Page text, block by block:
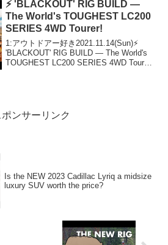
⚡ 'BLACKOUT' RIG BUILD —
The World's TOUGHEST LC200
SERIES 4WD Tourer!
1:アウトドアー好き2021.11.14(Sun)⚡
'BLACKOUT' RIG BUILD — The World's
TOUGHEST LC200 SERIES 4WD Tourer!
ポンサーリンク
Is the NEW 2023 Cadillac Lyriq a midsize
luxury SUV worth the price?